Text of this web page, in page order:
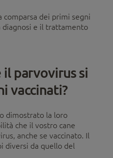
comparsa dei primi segni
diagnosi e il trattamento
il parvovirus si
vaccinati?
dimostrato la loro
che il vostro cane
anche se vaccinato. Il
diversi da quello del